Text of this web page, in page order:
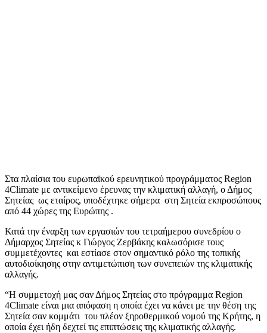
Στα πλαίσια του ευρωπαϊκού ερευνητικού προγράμματος Region
4Climate με αντικείμενο έρευνας την κλιματική αλλαγή, ο Δήμος
Σητείας ως εταίρος, υποδέχτηκε σήμερα στη Σητεία εκπροσώπους
από 44 χώρες της Ευρώπης .
Κατά την έναρξη των εργασιών του τετραήμερου συνεδρίου ο
Δήμαρχος Σητείας κ Γιώργος Ζερβάκης καλωσόρισε τους
συμμετέχοντες και εστίασε στον σημαντικό ρόλο της τοπικής
αυτοδιοίκησης στην αντιμετώπιση των συνεπειών της κλιματικής
αλλαγής.
“Η συμμετοχή μας σαν Δήμος Σητείας στο πρόγραμμα Region
4Climate είναι μια απόφαση η οποία έχει να κάνει με την θέση της
Σητεία σαν κομμάτι του πλέον ξηροθερμικού νομού της Κρήτης, η
οποία έχει ήδη δεχτεί τις επιπτώσεις της κλιματικής αλλαγής.